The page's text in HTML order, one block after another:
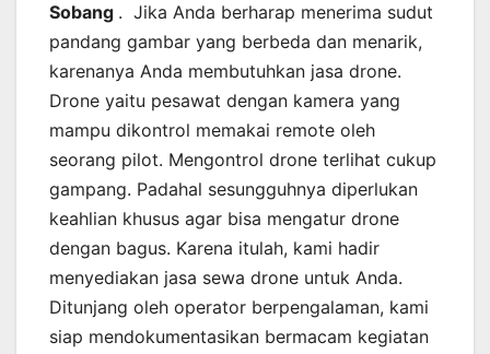
Sobang . Jika Anda berharap menerima sudut
pandang gambar yang berbeda dan menarik,
karenanya Anda membutuhkan jasa drone.
Drone yaitu pesawat dengan kamera yang
mampu dikontrol memakai remote oleh
seorang pilot. Mengontrol drone terlihat cukup
gampang. Padahal sesungguhnya diperlukan
keahlian khusus agar bisa mengatur drone
dengan bagus. Karena itulah, kami hadir
menyediakan jasa sewa drone untuk Anda.
Ditunjang oleh operator berpengalaman, kami
siap mendokumentasikan bermacam kegiatan